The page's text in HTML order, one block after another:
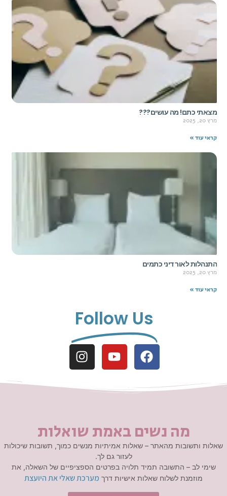
מצאתי כתם! מה עושים???
מרץ 20, 2025
קראי עוד »
התנהלות לאור דיני כתמים
מרץ 20, 2025
קראי עוד »
Follow Us
מה נשים באמת שואלות
שאלות ותשובות מהאתר – שאלות אמיתיות מנשים כמוך, תשובות שיכולות
לעזור גם לך.
שימי לב – התשובה תמיד תלויה בפרטים הספציפיים של השאלה, את
מוזמנת לשלוח שאלות אישיות דרך מערכת שאלי את היועצת